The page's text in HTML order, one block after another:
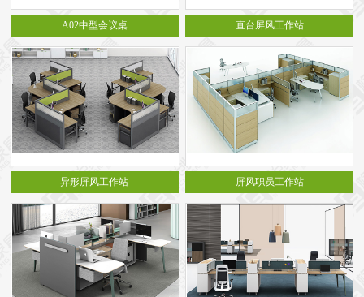
A02中型会议桌 直台屏风工作站
异形屏风工作站 屏风职员工作站